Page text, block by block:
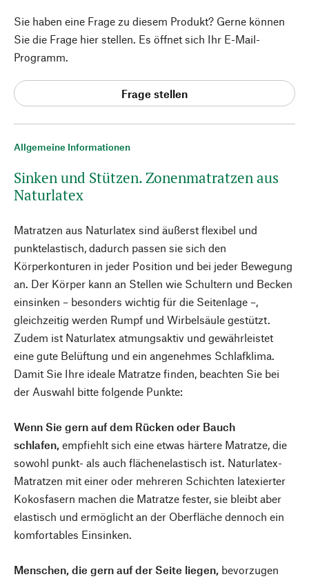
Allgemeine Informationen
Sinken und Stützen. Zonenmatratzen aus
Naturlatex
Matratzen aus Naturlatex sind äußerst flexibel und
punktelastisch, dadurch passen sie sich den
Körperkonturen in jeder Position und bei jeder Bewegung
an. Der Körper kann an Stellen wie Schultern und Becken
einsinken – besonders wichtig für die Seitenlage –,
gleichzeitig werden Rumpf und Wirbelsäule gestützt.
Zudem ist Naturlatex atmungsaktiv und gewährleistet
eine gute Belüftung und ein angenehmes Schlafklima.
Damit Sie Ihre ideale Matratze finden, beachten Sie bei
der Auswahl bitte folgende Punkte:
Wenn Sie gern auf dem Rücken oder Bauch
schlafen, empfiehlt sich eine etwas härtere Matratze, die
sowohl punkt- als auch flächenelastisch ist. Naturlatex-
Matratzen mit einer oder mehreren Schichten latexierter
Kokosfasern machen die Matratze fester, sie bleibt aber
elastisch und ermöglicht an der Oberfläche dennoch ein
komfortables Einsinken.
Menschen, die gern auf der Seite liegen, bevorzugen
Sie haben eine Frage zu diesem Produkt? Gerne können
Sie die Frage hier stellen. Es öffnet sich Ihr E-Mail-
Programm.
Frage stellen